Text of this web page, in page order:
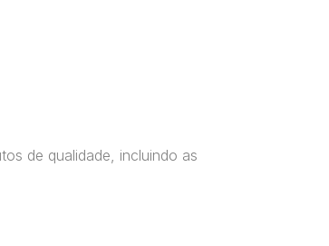
de qualidade, incluindo as